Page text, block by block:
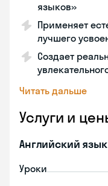
языков»
Применяет
лучшего
Создает
Читать дальше
Услуги и
Английский язык
Уроки